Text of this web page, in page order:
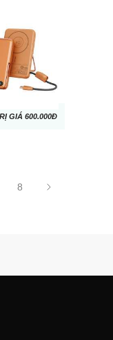
không dây
Qi2
mAh M-
GIÁ 600.000Đ
8